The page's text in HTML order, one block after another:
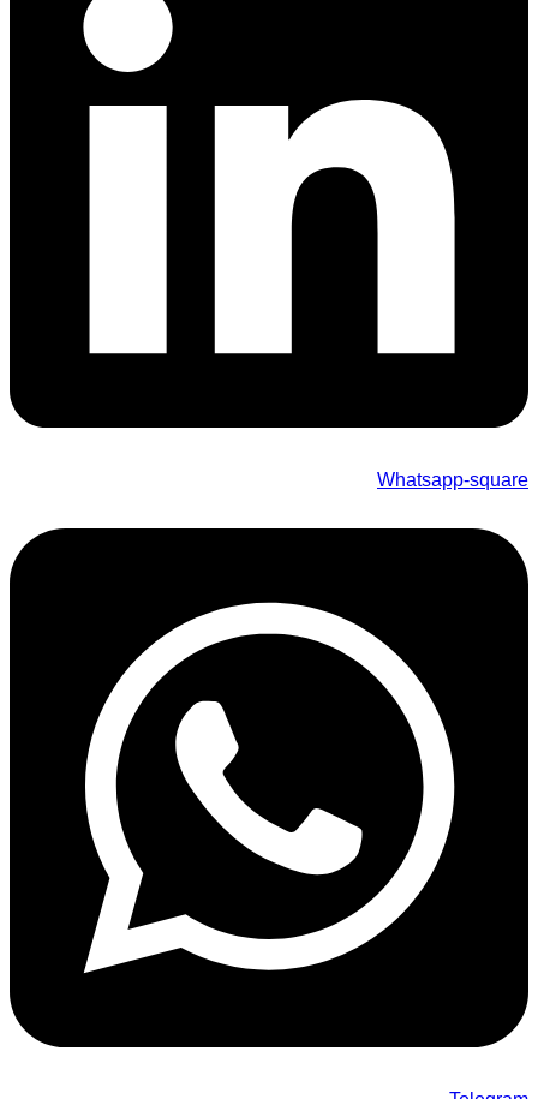
Whatsapp-square